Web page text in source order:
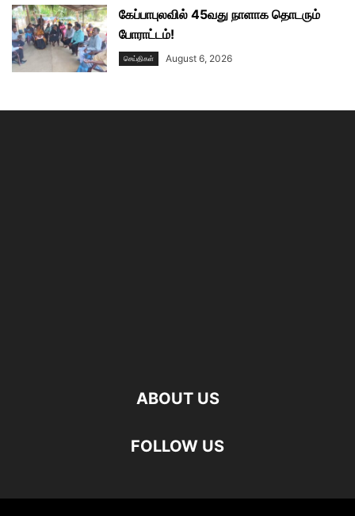
கேப்பாபுலவில் 45வது நாளாக தொடரும்
போராட்டம்!
செய்திகள் August 6, 2026
ABOUT US
FOLLOW US